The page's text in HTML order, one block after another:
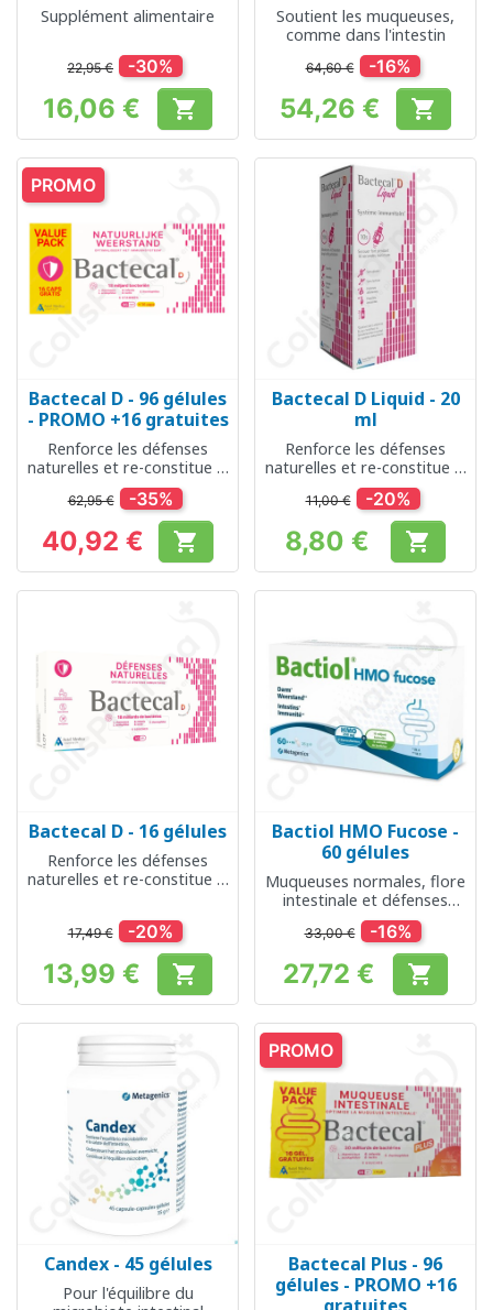
Supplément alimentaire
22,95 € -30%
Prix
16,06 € 
Soutient les muqueuses,
comme dans l'intestin
64,60 € -16%
Prix
54,26 € 
Bactecal D - 96 gélules
- PROMO +16 gratuites
Renforce les défenses
naturelles et re-constitue la
flore intestinale
62,95 € -35%
Prix
40,92 € 
PROMO
Bactecal D Liquid - 20
ml
Renforce les défenses
naturelles et re-constitue la
flore intestinale
11,00 € -20%
Prix
8,80 € 
Bactecal D - 16 gélules
Renforce les défenses
naturelles et re-constitue la
17,49 € -20%
Prix
13,99 € 
Bactiol HMO Fucose -
60 gélules
Muqueuses normales, flore
intestinale et défenses
naturelles
33,00 € -16%
Prix
27,72 € 
Candex - 45 gélules
Pour l'équilibre du
Bactecal Plus - 96
gélules - PROMO +16
PROMO